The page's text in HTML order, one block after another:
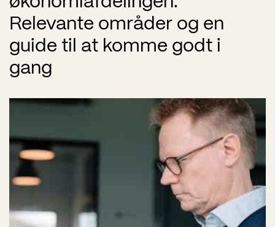
Relevante områder og en
guide til at komme godt i
gang